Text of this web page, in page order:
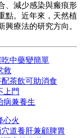
、減少感染與瘢痕形
點。近年來，天然植
療法的研究方向。
中藥變簡單
救
茶飲可助消食
上門
病兼養生
心火
道養肝兼顧脾胃